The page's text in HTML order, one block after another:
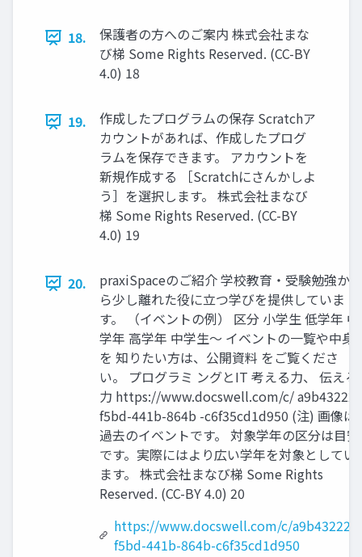
18.
保護者の方へのご案内 株式会社まな
び梯 Some Rights Reserved. (CC-BY
4.0) 18
19.
作成したプログラムの保存 Scratchア
カウントがあれば、作成したプログ
ラムを保存できます。 アカウントを
新規作成する ［Scratchにさんかしよ
う］を選択します。 株式会社まなび
梯 Some Rights Reserved. (CC-BY
4.0) 19
20.
praxiSpaceのご紹介 学校教育・受験勉強か
ら少し離れた役に立つ学びを提供していま
す。 （イベントの例） 区分 小学生 低学年 中
学年 高学年 中学生～ イベントの一覧や中身
を 知りたい方は、公開資料 をご覧くださ
い。 プログラミ ングとIT 考える力、 伝える
力 https://www.docswell.com/c/ a9b43222-
f5bd-441b-864b -c6f35cd1d950 (注) 画像は
過去のイベントです。 対象学年の区分は目安
です。実際にはより広い学年を対象としてい
ます。 株式会社まなび梯 Some Rights
Reserved. (CC-BY 4.0) 20
https://www.docswell.com/c/a9b43222-
f5bd-441b-864b-c6f35cd1d950